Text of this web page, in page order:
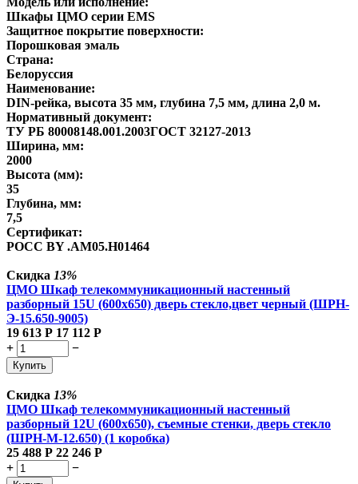
Шкафы ЦМО серии EMS
Защитное покрытие поверхности:
Порошковая эмаль
Страна:
Белоруссия
Наименование:
DIN-рейка, высота 35 мм, глубина 7,5 мм, длина 2,0 м.
Нормативный документ:
ТУ РБ 80008148.001.2003ГОСТ 32127-2013
Ширина, мм:
2000
Высота (мм):
35
Глубина, мм:
7,5
Сертификат:
РОСС BY .AM05.H01464
Скидка 13%
ЦМО Шкаф телекоммуникационный настенный
разборный 15U (600х650) дверь стекло,цвет черный (ШРН-
Э-15.650-9005)
19 613 Р 17 112 Р
+
−
Купить
Скидка 13%
ЦМО Шкаф телекоммуникационный настенный
разборный 12U (600х650), съемные стенки, дверь стекло
(ШРН-М-12.650) (1 коробка)
25 488 Р 22 246 Р
+
−